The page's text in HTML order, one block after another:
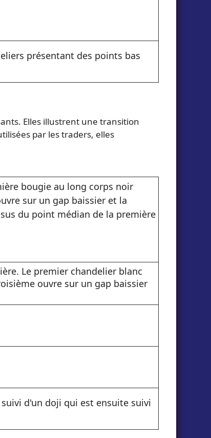
présentant des points bas
Elles illustrent une transition
par les traders, elles
bougie au long corps noir
sur un gap baissier et la
du point médian de la première
Le premier chandelier blanc
ouvre sur un gap baissier
d'un doji qui est ensuite suivi